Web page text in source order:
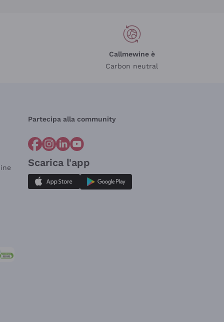
Callmewine è
Carbon neutral
Partecipa alla community
Scarica l'app